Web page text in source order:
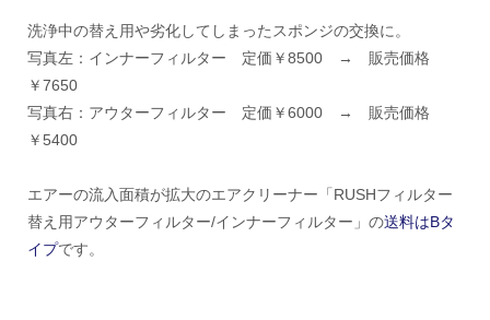
洗浄中の替え用や劣化してしまったスポンジの交換に。
写真左：インナーフィルター 定価￥8500 → 販売価格
￥7650
写真右：アウターフィルター 定価￥6000 → 販売価格
￥5400
エアーの流入面積が拡大のエアクリーナー「RUSHフィルター
替え用アウターフィルター/インナーフィルター」の送料はBタ
イプです。